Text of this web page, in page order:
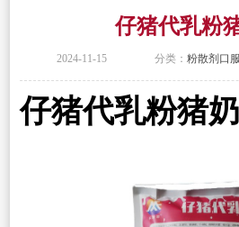
仔猪代乳粉
2024-11-15 分类： 粉散剂口
仔猪代乳粉猪